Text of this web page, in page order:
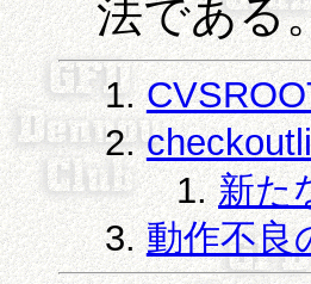
法である
新た
動作不良